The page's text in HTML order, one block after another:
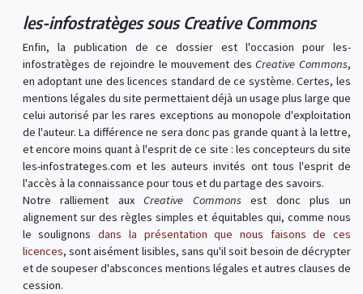
les-infostratèges sous Creative Commons
Enfin, la publication de ce dossier est l'occasion pour les-
infostratèges de rejoindre le mouvement desCreative Commons,
en adoptant une des licences standard de ce système. Certes, les
mentions légales du site permettaient déjà un usage plus large que
celui autorisé par les rares exceptions au monopole d'exploitation
de l'auteur. La différence ne sera donc pas grande quant à la lettre,
et encore moins quant à l'esprit de ce site : les concepteurs du site
les-infostrateges.com et les auteurs invités ont tous l'esprit de
l'accès à la connaissance pour tous et du partage des savoirs.
Notre ralliement auxCreative Commons est donc plus un
alignement sur des règles simples et équitables qui, comme nous
le soulignonsdans la présentation que nous faisons de ces
licences, sont aisément lisibles, sans qu'il soit besoin de décrypter
et de soupeser d'absconces mentions légales et autres clauses de
cession.